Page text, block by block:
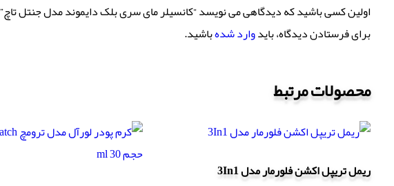
اولین کسی باشید که دیدگاهی می نویسد “کانسیلر مای سری بلک دایموند مدل جنتل تاچ”
برای فرستادن دیدگاه، بایدوارد شدهباشید.
محصولات مرتبط
ریمل تریپل اکشن فلورمار مدل 3In1